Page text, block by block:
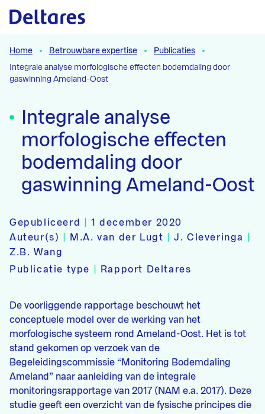
Naar hoofdcontent
Home Betrouwbare expertise
Publicaties
Integrale analyse morfologische effecten bodemdaling door
gaswinning Ameland-Oost
Integrale analyse
morfologische effecten
bodemdaling door
gaswinning Ameland-Oost
Gepubliceerd |1 december 2020
Auteur(s)
M.A. van der Lugt |J. Cleveringa
Z.B. Wang
Publicatie type
Rapport Deltares
De voorliggende rapportage beschouwt het
conceptuele model over de werking van het
morfologische systeem rond Ameland-Oost. Het is tot
stand gekomen op verzoek van de
Begeleidingscommissie “Monitoring Bodemdaling
Ameland” naar aanleiding van de integrale
monitoringsrapportage van 2017 (NAM e.a. 2017). Deze
studie geeft een overzicht van de fysische principes die